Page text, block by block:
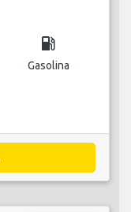
local_gas_station
Gasolina